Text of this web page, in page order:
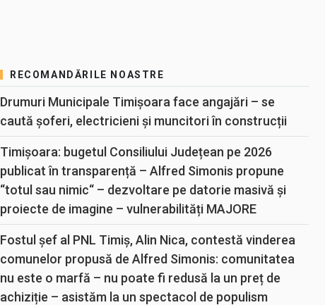
RECOMANDĂRILE NOASTRE
Drumuri Municipale Timișoara face angajări – se
caută șoferi, electricieni și muncitori în construcții
Timișoara: bugetul Consiliului Județean pe 2026
publicat în transparență – Alfred Simonis propune
“totul sau nimic“ – dezvoltare pe datorie masivă și
proiecte de imagine – vulnerabilități MAJORE
Fostul șef al PNL Timiș, Alin Nica, contestă vinderea
comunelor propusă de Alfred Simonis: comunitatea
nu este o marfă – nu poate fi redusă la un preț de
achiziție – asistăm la un spectacol de populism